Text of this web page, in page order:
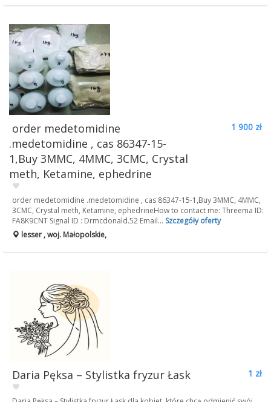
order medetomidine
.medetomidine , cas 86347-15-
1,Buy 3MMC, 4MMC, 3CMC, Crystal
meth, Ketamine, ephedrine
1 900 zł
order medetomidine .medetomidine , cas 86347-15-1,Buy 3MMC, 4MMC,
3CMC, Crystal meth, Ketamine, ephedrineHow to contact me: Threema ID:
FA8K9CNT Signal ID : Drmcdonald.52 Email... Szczegóły oferty
lesser , woj. Małopolskie,
Daria Pęksa – Stylistka fryzur Łask 1 zł